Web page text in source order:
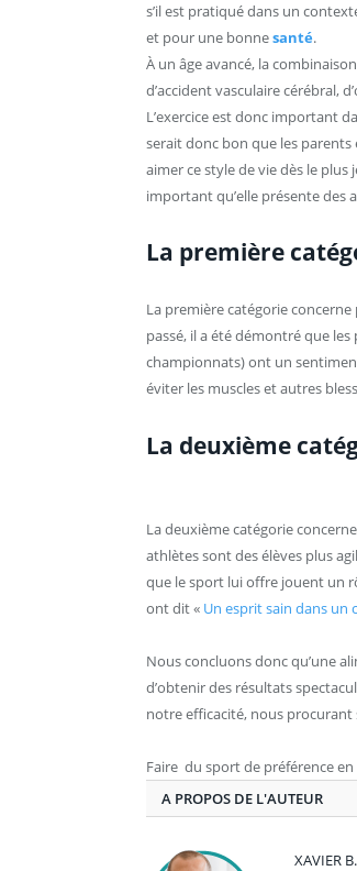
s’il est pratiqué dans un
et pour une bonnesanté.
À un âge avancé, la
d’accident vasculaire cérébral,
L’exercice est donc important
serait donc bon que les parents
aimer ce style de vie dès le plus
important qu’elle présente des
La première
La première catégorie
passé, il a été démontré que
championnats) ont un
éviter les muscles et autres
La deuxième
La deuxième catégorie
athlètes sont des élèves plus
que le sport lui offre jouent un
ont dit « Un esprit sain dans un
Nous concluons donc qu’une
d’obtenir des résultats
notre efficacité, nous
Faire du sport de préférence
A PROPOS DE L'AUTEUR
XAVIER B.